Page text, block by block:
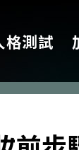
格測試